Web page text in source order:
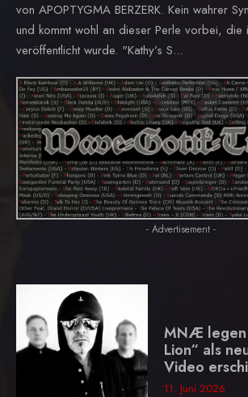
von APOPTYGMA BERZERK. Kein wahrer
und kommt wohl an dieser Perle vorbei, die
veröffentlicht wurde. "Kathy’s S...
- Advertisement -
MNÆ legen
Lion“ als
Video
11. Juni 2026